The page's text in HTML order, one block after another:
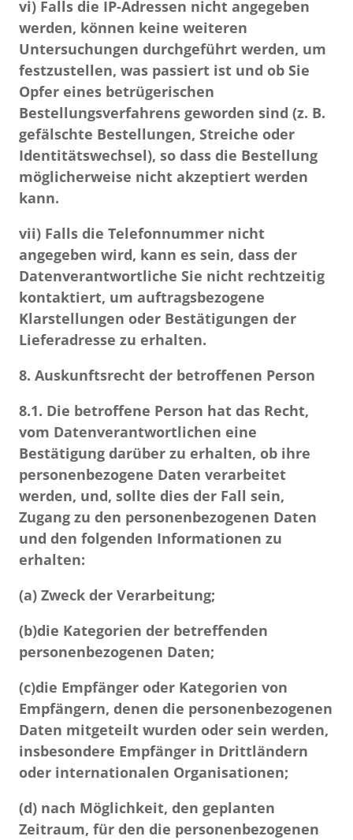
vi) Falls die IP-Adressen nicht angegeben
werden, können keine weiteren
Untersuchungen durchgeführt werden, um
festzustellen, was passiert ist und ob Sie
Opfer eines betrügerischen
Bestellungsverfahrens geworden sind (z. B.
gefälschte Bestellungen, Streiche oder
Identitätswechsel), so dass die Bestellung
möglicherweise nicht akzeptiert werden
kann.
vii) Falls die Telefonnummer nicht
angegeben wird, kann es sein, dass der
Datenverantwortliche Sie nicht rechtzeitig
kontaktiert, um auftragsbezogene
Klarstellungen oder Bestätigungen der
Lieferadresse zu erhalten.
8. Auskunftsrecht der betroffenen Person
8.1. Die betroffene Person hat das Recht,
vom Datenverantwortlichen eine
Bestätigung darüber zu erhalten, ob ihre
personenbezogene Daten verarbeitet
werden, und, sollte dies der Fall sein,
Zugang zu den personenbezogenen Daten
und den folgenden Informationen zu
erhalten:
(a) Zweck der Verarbeitung;
(b)die Kategorien der betreffenden
personenbezogenen Daten;
(c)die Empfänger oder Kategorien von
Empfängern, denen die personenbezogenen
Daten mitgeteilt wurden oder sein werden,
insbesondere Empfänger in Drittländern
oder internationalen Organisationen;
(d) nach Möglichkeit, den geplanten
Zeitraum, für den die personenbezogenen